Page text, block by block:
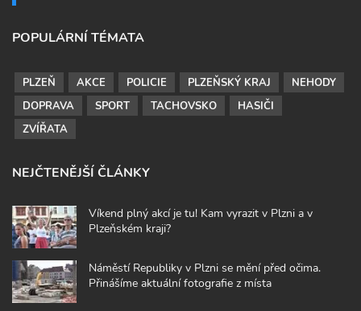
POPULÁRNÍ TÉMATA
PLZEŇ AKCE POLICIE PLZEŇSKÝ KRAJ
NEHODY
DOPRAVA
SPORT TACHOVSKO
HASIČI
ZVÍŘATA
NEJČTENĚJŠÍ ČLÁNKY
Víkend plný akcí je tu! Kam vyrazit v Plzni a v
Plzeňském kraji?
Náměstí Republiky v Plzni se mění před očima.
Přinášíme aktuální fotografie z místa